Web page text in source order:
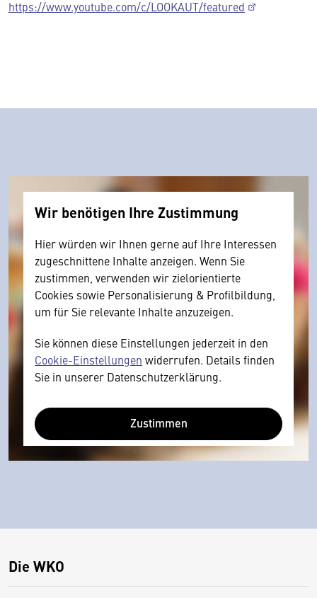
https://www.youtube.com/c/LOOKAUT/featured
Wir benötigen Ihre Zustimmung
Hier würden wir Ihnen gerne auf Ihre Interessen
zugeschnittene Inhalte anzeigen. Wenn Sie
zustimmen, verwenden wir zielorientierte
Cookies sowie Personalisierung & Profilbildung,
um für Sie relevante Inhalte anzuzeigen.
Sie können diese Einstellungen jederzeit in den
Cookie-Einstellungen widerrufen. Details finden
Sie in unserer Datenschutzerklärung.
Zustimmen
Die WKO